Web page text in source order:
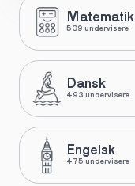
Matematik
509 undervisere
Dansk
493 undervisere
Engelsk
475 undervisere